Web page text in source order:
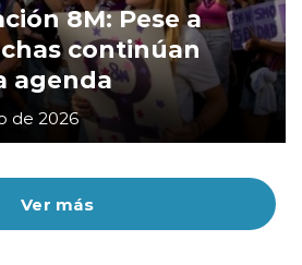
Ver más
8M: Pese a
continúan
agenda
de 2026